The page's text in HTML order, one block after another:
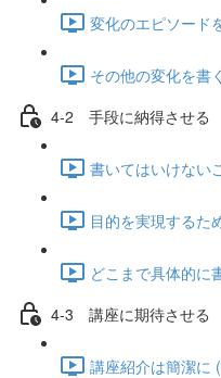
変化のエピソード
その他の変化を書
4-2 手段に納得させる
書いてはいけない
目的を実現するた
どこまで具体的に
4-3 講座に期待させる
講座紹介は簡潔に